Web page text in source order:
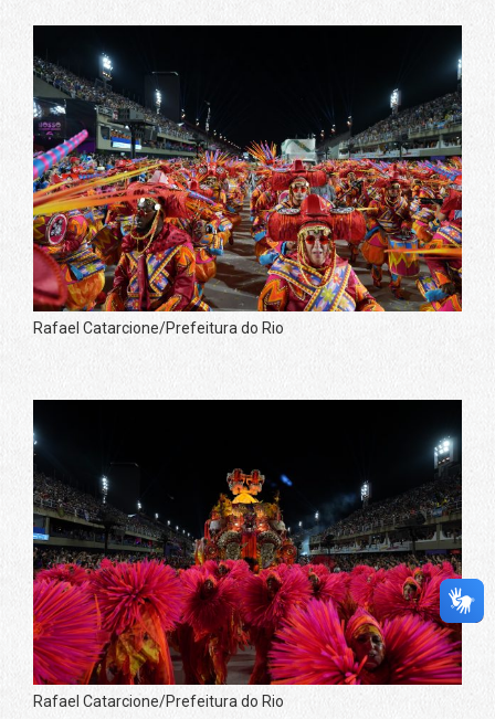
Rafael Catarcione/Prefeitura do Rio
Rafael Catarcione/Prefeitura do Rio